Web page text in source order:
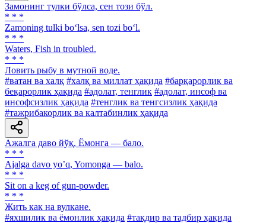
Замонинг тулки бўлса, сен този бўл.
* * *
Zamoning tulki bo‘lsa, sen tozi bo‘l.
* * *
Waters, Fish in troubled.
* * *
Ловить рыбу в мутной воде.
#ватан ва халқ #халқ ва миллат ҳақида #барқарорлик ва
беқарорлик ҳақида #адолат, тенглик #адолат, инсоф ва
инсофсизлик ҳақида #тенглик ва тенгсизлик ҳақида
#тажрибакорлик ва калтабинлик ҳақида
Ажалга даво йўқ, Ёмонга — бало.
* * *
Аjalga davo yoʼq, Yomonga — balo.
* * *
Sit on a keg of gun-powder.
* * *
Жить как на вулкане.
#яхшилик ва ёмонлик ҳақида #тақдир ва тадбир ҳақида